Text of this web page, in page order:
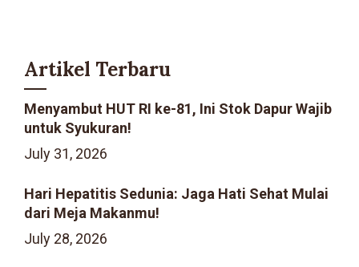
Artikel Terbaru
Menyambut HUT RI ke-81, Ini Stok Dapur Wajib
untuk Syukuran!
July 31, 2026
Hari Hepatitis Sedunia: Jaga Hati Sehat Mulai
dari Meja Makanmu!
July 28, 2026